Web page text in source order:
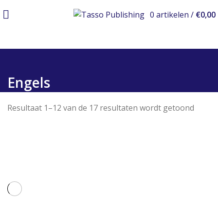
0 artikelen / €0,00
Engels
Resultaat 1–12 van de 17 resultaten wordt getoond